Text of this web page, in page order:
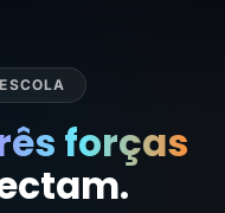
forças